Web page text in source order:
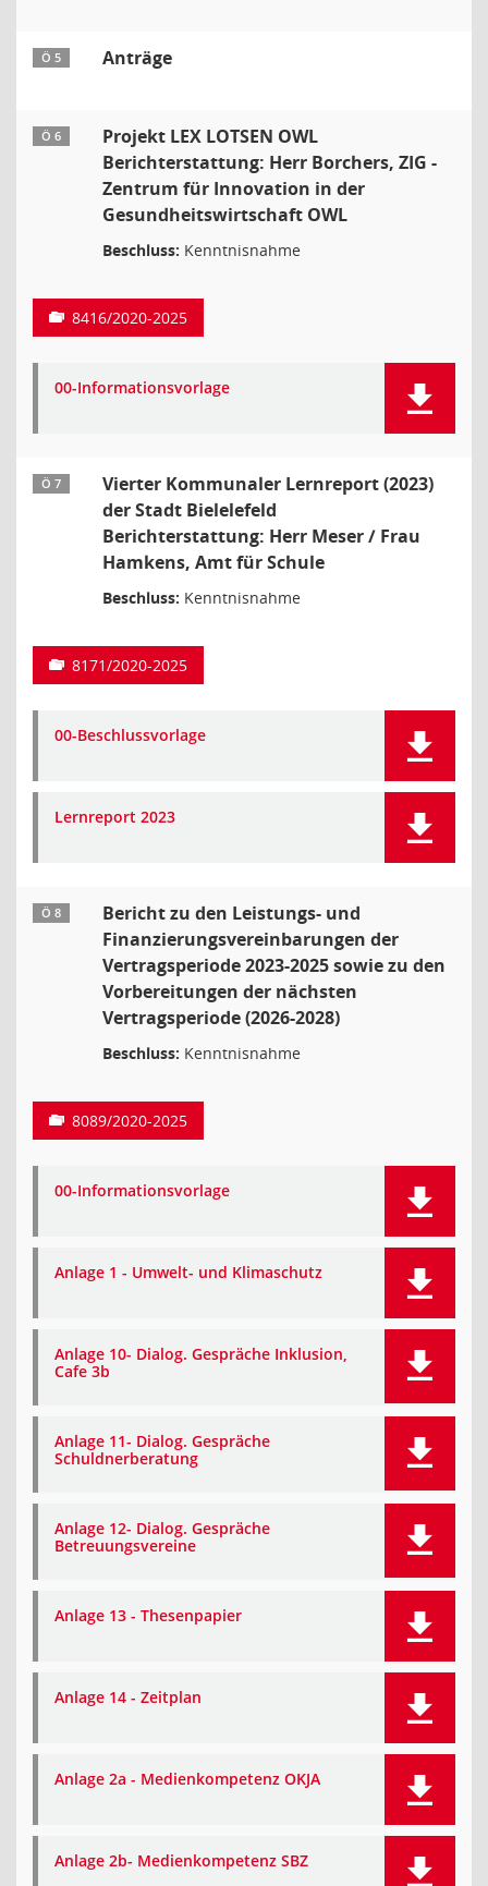
Ö 5 Anträge
Ö 6
Projekt LEX LOTSEN OWL
Berichterstattung: Herr Borchers, ZIG -
Zentrum für Innovation in der
Gesundheitswirtschaft OWL
Beschluss: Kenntnisnahme
8416/2020-2025
00-Informationsvorlage
Ö 7
Vierter Kommunaler Lernreport (2023)
der Stadt Bielelefeld
Berichterstattung: Herr Meser / Frau
Hamkens, Amt für Schule
Beschluss: Kenntnisnahme
8171/2020-2025
00-Beschlussvorlage
Lernreport 2023
Ö 8
Bericht zu den Leistungs- und
Finanzierungsvereinbarungen der
Vertragsperiode 2023-2025 sowie zu den
Vorbereitungen der nächsten
Vertragsperiode (2026-2028)
Beschluss: Kenntnisnahme
8089/2020-2025
00-Informationsvorlage
Anlage 1 - Umwelt- und Klimaschutz
Anlage 10- Dialog. Gespräche Inklusion,
Cafe 3b
Anlage 11- Dialog. Gespräche
Schuldnerberatung
Anlage 12- Dialog. Gespräche
Betreuungsvereine
Anlage 13 - Thesenpapier
Anlage 14 - Zeitplan
Anlage 2a - Medienkompetenz OKJA
Anlage 2b- Medienkompetenz SBZ